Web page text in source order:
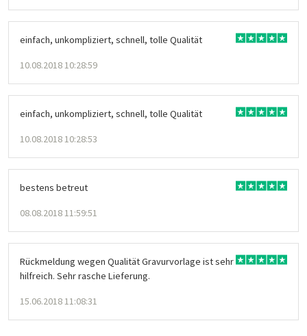
einfach, unkompliziert, schnell, tolle Qualität
10.08.2018 10:28:59
einfach, unkompliziert, schnell, tolle Qualität
10.08.2018 10:28:53
bestens betreut
08.08.2018 11:59:51
Rückmeldung wegen Qualität Gravurvorlage ist sehr
hilfreich. Sehr rasche Lieferung.
15.06.2018 11:08:31